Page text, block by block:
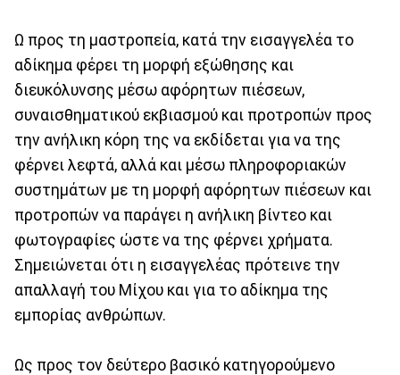
Ω προς τη μαστροπεία, κατά την εισαγγελέα το
αδίκημα φέρει τη μορφή εξώθησης και
διευκόλυνσης μέσω αφόρητων πιέσεων,
συναισθηματικού εκβιασμού και προτροπών προς
την ανήλικη κόρη της να εκδίδεται για να της
φέρνει λεφτά, αλλά και μέσω πληροφοριακών
συστημάτων με τη μορφή αφόρητων πιέσεων και
προτροπών να παράγει η ανήλικη βίντεο και
φωτογραφίες ώστε να της φέρνει χρήματα.
Σημειώνεται ότι η εισαγγελέας πρότεινε την
απαλλαγή του Μίχου και για το αδίκημα της
εμπορίας ανθρώπων.
Ως προς τον δεύτερο βασικό κατηγορούμενο